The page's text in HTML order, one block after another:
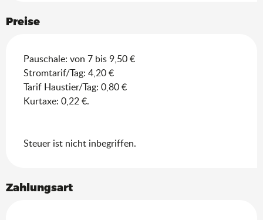
Preise
Pauschale: von 7 bis 9,50 €
Stromtarif/Tag: 4,20 €
Tarif Haustier/Tag: 0,80 €
Kurtaxe: 0,22 €.
Steuer ist nicht inbegriffen.
Zahlungsart